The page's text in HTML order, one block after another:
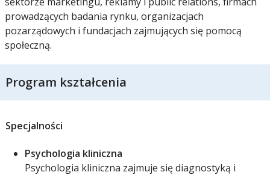
prowadzących badania rynku, organizacjach
pozarządowych i fundacjach zajmujących się pomocą
społeczną.
Program kształcenia
Specjalności
Psychologia kliniczna
Psychologia kliniczna zajmuje się diagnostyką i